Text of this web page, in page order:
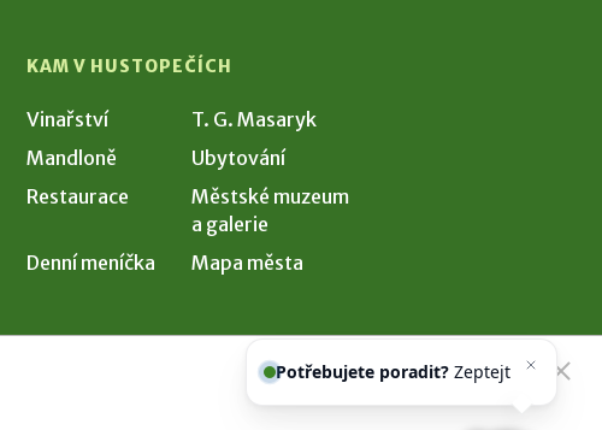
KAM V HUSTOPEČÍCH
Vinařství
T. G. Masaryk
Mandloně
Ubytování
Restaurace
Městské muzeum
a galerie
Denní meníčka
Mapa města
našeho asistenta